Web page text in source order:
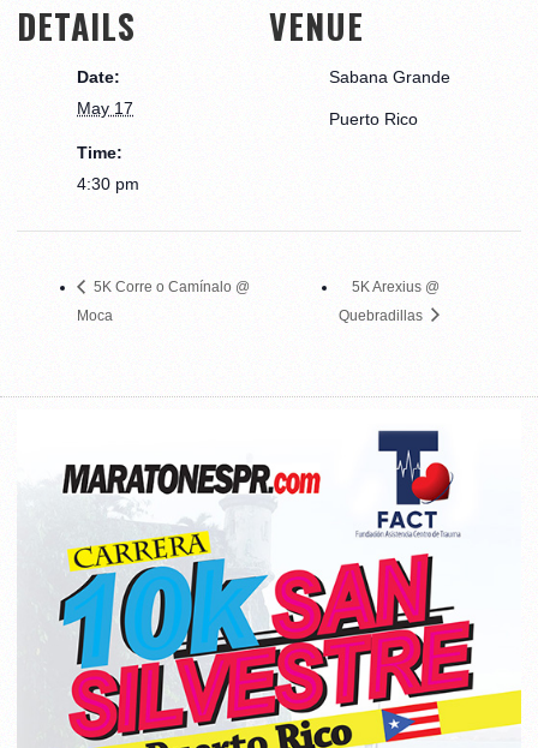
DETAILS
Date:
May 17
Time:
4:30 pm
VENUE
Sabana Grande
Puerto Rico
5K Corre o Camínalo @
Moca
5K Arexius @
Quebradillas